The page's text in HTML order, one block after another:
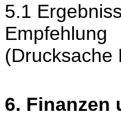
5.1
Empfehlung
(Drucksache
6. Finanzen